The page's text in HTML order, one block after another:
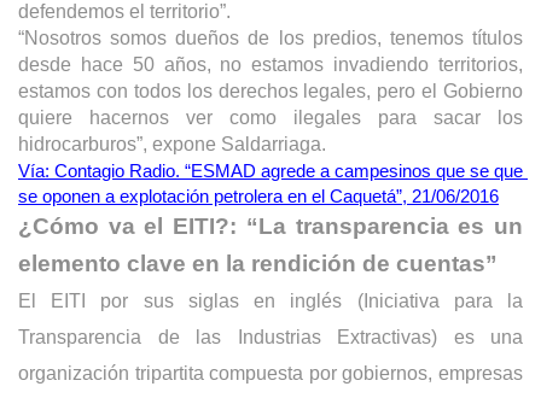
defendemos el territorio”.
“Nosotros somos dueños de los predios, tenemos títulos
desde hace 50 años, no estamos invadiendo territorios,
estamos con todos los derechos legales, pero el Gobierno
quiere hacernos ver como ilegales para sacar los
hidrocarburos”, expone Saldarriaga.
Vía: Contagio Radio. “ESMAD agrede a campesinos que se que
se oponen a explotación petrolera en el Caquetá”, 21/06/2016
¿Cómo va el EITI?: “La transparencia es un
elemento clave en la rendición de cuentas”
El EITI por sus siglas en inglés (Iniciativa para la
Transparencia de las Industrias Extractivas) es una
organización tripartita compuesta por gobiernos, empresas